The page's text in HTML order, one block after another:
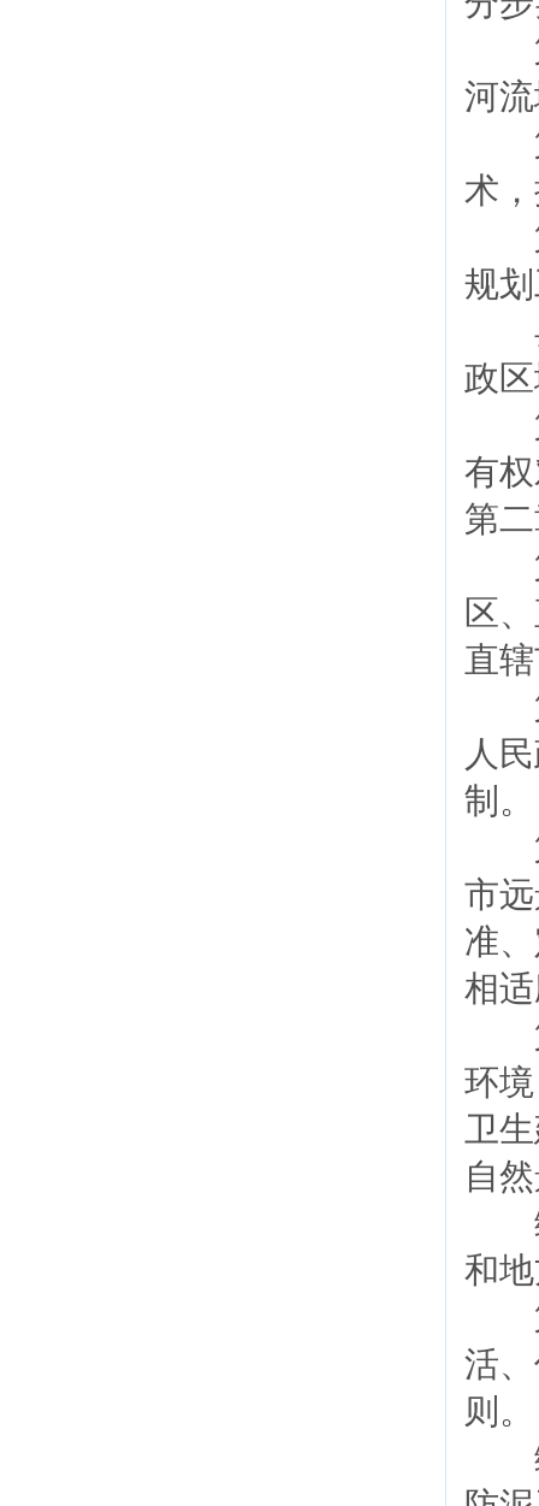
第
河
第
术
第
规
县
政
第
有
第
第
区
直
第
人
制
第
市
准
相
第
环
卫
自
编
和
第
活
则
编